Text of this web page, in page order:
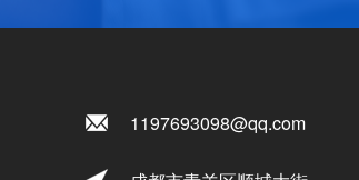
1197693098@qq.com